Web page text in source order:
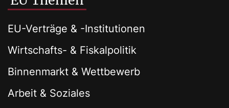
EU-Verträge & -Institutionen
Wirtschafts- & Fiskalpolitik
Binnenmarkt & Wettbewerb
Arbeit & Soziales